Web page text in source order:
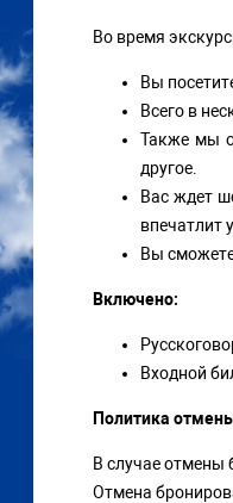
Во время
Вы
Всего в
Также мы
другое.
Вас ждет
впечатлит
Вы
Включено:
Входной
Политика
В случае отмены
Отмена